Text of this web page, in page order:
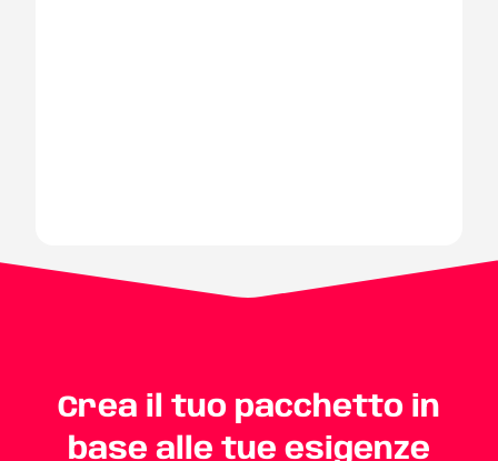
Crea il tuo pacchetto in
base alle tue esigenze